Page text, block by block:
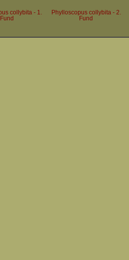
collybita - 1.
Fund
Phylloscopus collybita - 2.
Fund